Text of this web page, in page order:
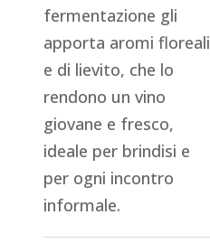
fermentazione gli
apporta aromi floreali
e di lievito, che lo
rendono un vino
giovane e fresco,
ideale per brindisi e
per ogni incontro
informale.